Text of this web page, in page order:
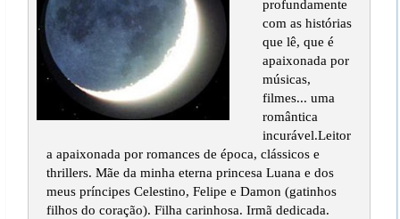
profundamente
com as histórias
que lê, que é
apaixonada por
músicas,
filmes... uma
romântica
incurável.Leitor
a apaixonada por romances de época, clássicos e
thrillers. Mãe da minha eterna princesa Luana e dos
meus príncipes Celestino, Felipe e Damon (gatinhos
filhos do coração). Filha carinhosa. Irmã dedicada.